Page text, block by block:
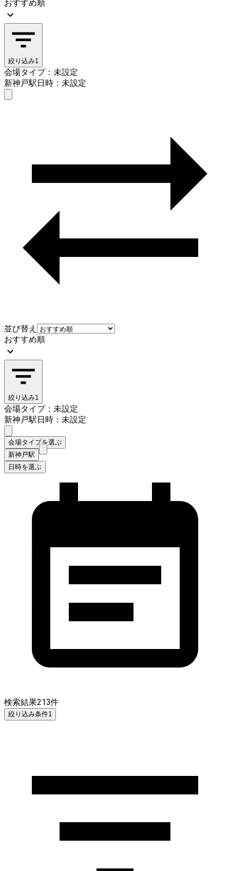
おすすめ順
絞り込み1
会場タイプ：未設定
新神戸駅日時：未設定
並び替え
おすすめ順
絞り込み1
会場タイプ：未設定
新神戸駅日時：未設定
会場タイプを選ぶ
新神戸駅
日時を選ぶ
検索結果213件
絞り込み条件1